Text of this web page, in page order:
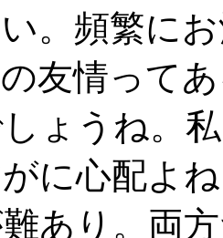
。頻繁に
友情って
ょうね。
に心配よ
あり。両